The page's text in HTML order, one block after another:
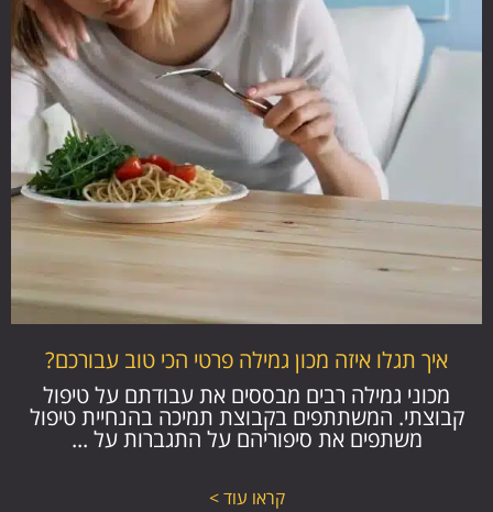
איך תגלו איזה מכון גמילה פרטי הכי טוב עבורכם?
מכוני גמילה רבים מבססים את עבודתם על טיפול
קבוצתי. המשתתפים בקבוצת תמיכה בהנחיית טיפול
משתפים את סיפוריהם על התגברות על ...
קראו עוד >